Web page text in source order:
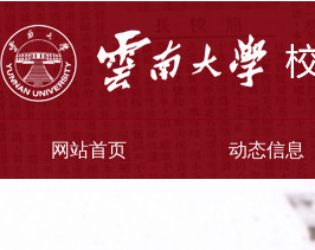
网站首页 动态信息